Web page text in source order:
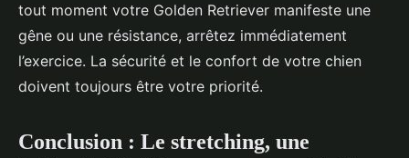
tout moment votre Golden Retriever manifeste une
gêne ou une résistance, arrêtez immédiatement
l’exercice. La sécurité et le confort de votre chien
doivent toujours être votre priorité.
Conclusion : Le stretching, une